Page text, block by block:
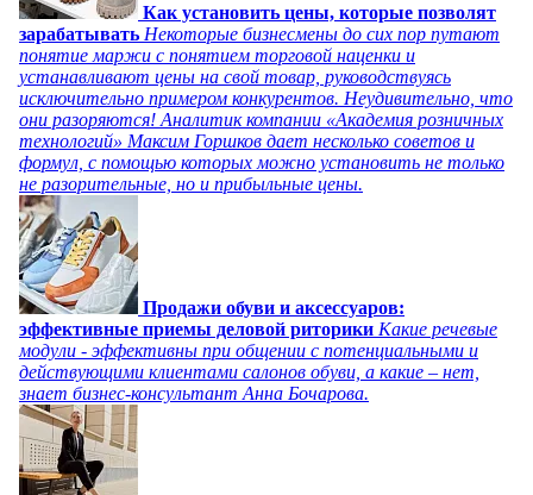
Как установить цены, которые позволят
зарабатывать Некоторые бизнесмены до сих пор путают
понятие маржи с понятием торговой наценки и
устанавливают цены на свой товар, руководствуясь
исключительно примером конкурентов. Неудивительно, что
они разоряются! Аналитик компании «Академия розничных
технологий» Максим Горшков дает несколько советов и
формул, с помощью которых можно установить не только
не разорительные, но и прибыльные цены.
Продажи обуви и аксессуаров:
эффективные приемы деловой риторики Какие речевые
модули - эффективны при общении с потенциальными и
действующими клиентами салонов обуви, а какие – нет,
знает бизнес-консультант Анна Бочарова.